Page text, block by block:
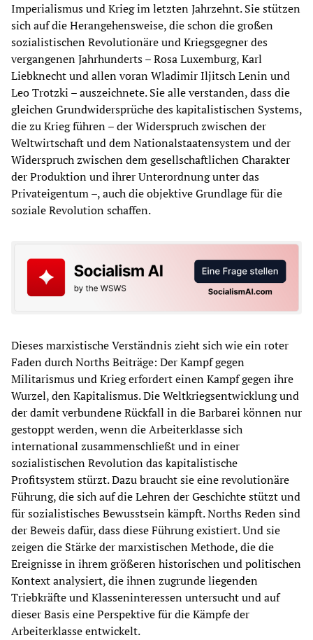
Imperialismus und Krieg im letzten Jahrzehnt. Sie stützen
sich auf die Herangehensweise, die schon die großen
sozialistischen Revolutionäre und Kriegsgegner des
vergangenen Jahrhunderts – Rosa Luxemburg, Karl
Liebknecht und allen voran Wladimir Iljitsch Lenin und
Leo Trotzki – auszeichnete. Sie alle verstanden, dass die
gleichen Grundwidersprüche des kapitalistischen Systems,
die zu Krieg führen – der Widerspruch zwischen der
Weltwirtschaft und dem Nationalstaatensystem und der
Widerspruch zwischen dem gesellschaftlichen Charakter
der Produktion und ihrer Unterordnung unter das
Privateigentum –, auch die objektive Grundlage für die
soziale Revolution schaffen.
Dieses marxistische Verständnis zieht sich wie ein roter
Faden durch Norths Beiträge: Der Kampf gegen
Militarismus und Krieg erfordert einen Kampf gegen ihre
Wurzel, den Kapitalismus. Die Weltkriegsentwicklung und
der damit verbundene Rückfall in die Barbarei können nur
gestoppt werden, wenn die Arbeiterklasse sich
international zusammenschließt und in einer
sozialistischen Revolution das kapitalistische
Profitsystem stürzt. Dazu braucht sie eine revolutionäre
Führung, die sich auf die Lehren der Geschichte stützt und
für sozialistisches Bewusstsein kämpft. Norths Reden sind
der Beweis dafür, dass diese Führung existiert. Und sie
zeigen die Stärke der marxistischen Methode, die die
Ereignisse in ihrem größeren historischen und politischen
Kontext analysiert, die ihnen zugrunde liegenden
Triebkräfte und Klasseninteressen untersucht und auf
dieser Basis eine Perspektive für die Kämpfe der
Arbeiterklasse entwickelt.